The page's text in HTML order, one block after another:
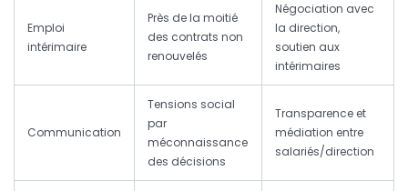
Emploi
intérimaire
Près de la moitié
des contrats non
renouvelés
Négociation avec
la direction,
soutien aux
intérimaires
Communication
Tensions social
par
méconnaissance
des décisions
Transparence et
médiation entre
salariés/direction